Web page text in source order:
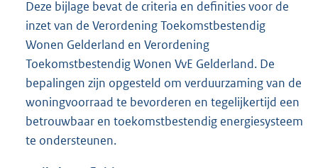
Deze bijlage bevat de criteria en definities voor de
inzet van de Verordening Toekomstbestendig
Wonen Gelderland en Verordening
Toekomstbestendig Wonen VvE Gelderland. De
bepalingen zijn opgesteld om verduurzaming van de
woningvoorraad te bevorderen en tegelijkertijd een
betrouwbaar en toekomstbestendig energiesysteem
te ondersteunen.